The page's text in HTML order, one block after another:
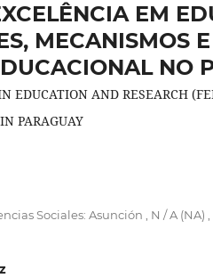
EM
MECANISMOS
NO
EDUCATION AND RESEARCH
PARAGUAY
Sociales: Asunción , N / A (NA) ,